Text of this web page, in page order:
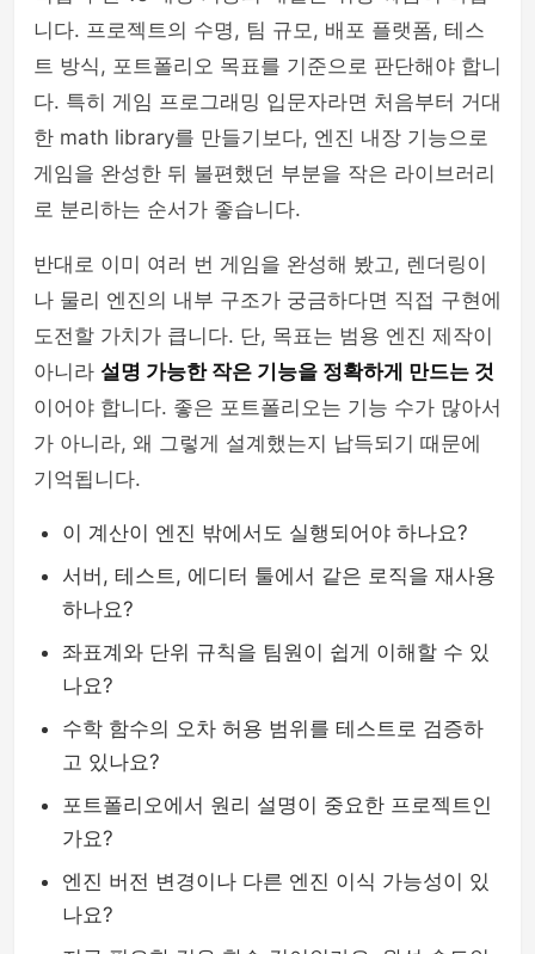
니다. 프로젝트의 수명, 팀 규모, 배포 플랫폼, 테스
트 방식, 포트폴리오 목표를 기준으로 판단해야 합니
다. 특히 게임 프로그래밍 입문자라면 처음부터 거대
한 math library를 만들기보다, 엔진 내장 기능으로
게임을 완성한 뒤 불편했던 부분을 작은 라이브러리
로 분리하는 순서가 좋습니다.
반대로 이미 여러 번 게임을 완성해 봤고, 렌더링이
나 물리 엔진의 내부 구조가 궁금하다면 직접 구현에
도전할 가치가 큽니다. 단, 목표는 범용 엔진 제작이
아니라 설명 가능한 작은 기능을 정확하게 만드는 것
이어야 합니다. 좋은 포트폴리오는 기능 수가 많아서
가 아니라, 왜 그렇게 설계했는지 납득되기 때문에
기억됩니다.
이 계산이 엔진 밖에서도 실행되어야 하나요?
서버, 테스트, 에디터 툴에서 같은 로직을 재사용
하나요?
좌표계와 단위 규칙을 팀원이 쉽게 이해할 수 있
나요?
수학 함수의 오차 허용 범위를 테스트로 검증하
고 있나요?
포트폴리오에서 원리 설명이 중요한 프로젝트인
가요?
엔진 버전 변경이나 다른 엔진 이식 가능성이 있
나요?